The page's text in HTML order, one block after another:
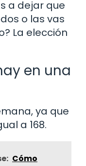
a dejar que
o las vas
La elección
en una
ya que
a 168.
Cómo